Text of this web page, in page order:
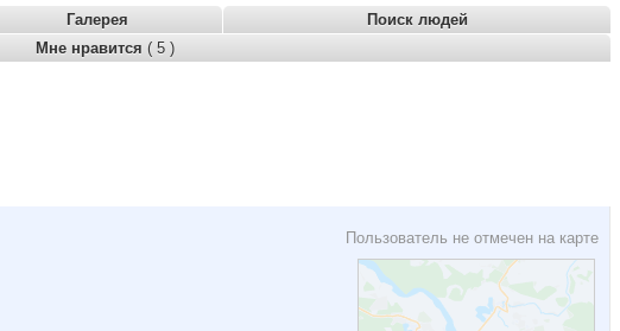
Галерея
Поиск людей
Мне нравится ( 5 )
Пользователь не отмечен на карте